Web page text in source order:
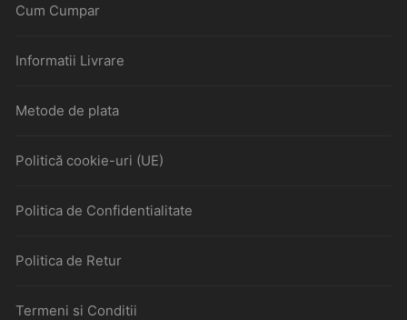
Cum Cumpar
Informatii Livrare
Metode de plata
Politică cookie-uri (UE)
Politica de Confidentialitate
Politica de Retur
Termeni si Conditii